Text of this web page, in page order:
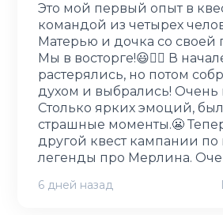
Это мой первый опыт в
командой из четырех
Матерью и дочка со своей
Мы в восторге!😃👍🏻 В
растерялись, но потом
духом и выбрались! Очень
Столько ярких эмоций,
страшные моменты.😬
другой квест кампании по
легенды про Мерлина.
6 дней назад